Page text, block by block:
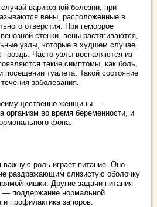
варикозной болезни, при
вены, расположенные в
отверстия. При геморрое
стенки, вены растягиваются,
узлы, которые в худшем случае
Часто узлы воспаляются из-
такие симптомы, как боль,
туалета. Такой состояние
заболевания.
женщины ―
организм во время беременности, и
фона.
важную роль играет питание. Оно
раздражающим слизистую оболочку
кишки. Другие задачи питания
― поддержание нормальной
профилактика запоров.